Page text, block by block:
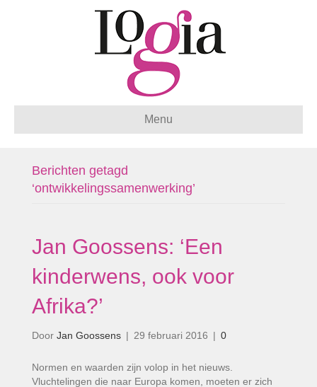
Menu
Berichten getagd
‘ontwikkelingssamenwerking’
Jan Goossens: ‘Een
kinderwens, ook voor
Afrika?’
Door Jan Goossens | 29 februari 2016 | 0
Normen en waarden zijn volop in het nieuws.
Vluchtelingen die naar Europa komen, moeten er zich